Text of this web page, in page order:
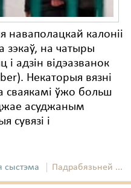
наваполацкай калоніі
зэкаў, на чатыры
і адзін відэазванок
Некаторыя вязні
сваякамі ўжо больш
асуджаным
сувязі і
сыстэма Падрабязьней ...